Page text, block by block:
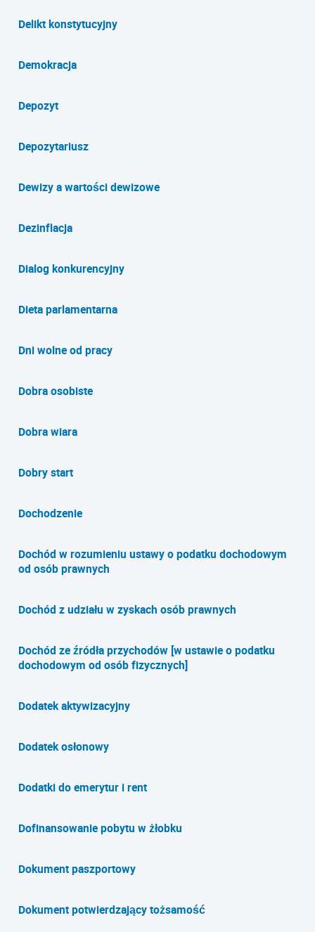
Delikt konstytucyjny
Demokracja
Depozyt
Depozytariusz
Dewizy a wartości dewizowe
Dezinflacja
Dialog konkurencyjny
Dieta parlamentarna
Dni wolne od pracy
Dobra osobiste
Dobra wiara
Dobry start
Dochodzenie
Dochód w rozumieniu ustawy o podatku dochodowym
od osób prawnych
Dochód z udziału w zyskach osób prawnych
Dochód ze źródła przychodów [w ustawie o podatku
dochodowym od osób fizycznych]
Dodatek aktywizacyjny
Dodatek osłonowy
Dodatki do emerytur i rent
Dofinansowanie pobytu w żłobku
Dokument paszportowy
Dokument potwierdzający tożsamość